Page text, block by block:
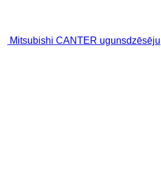
Mitsubishi CANTER ugunsdzēsēju